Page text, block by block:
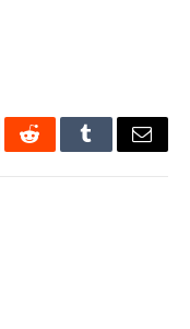
RedditTumblrEmail